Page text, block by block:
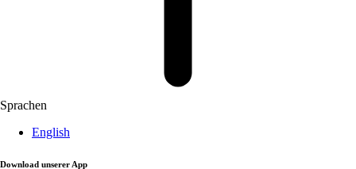
Sprachen
English
Download unserer App